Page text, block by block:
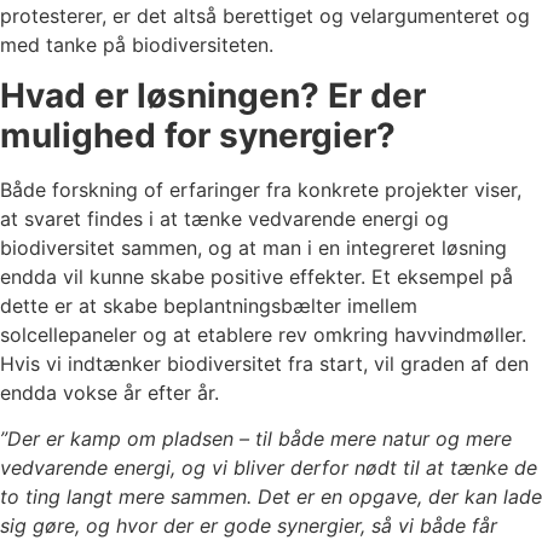
protesterer, er det altså berettiget og velargumenteret og
med tanke på biodiversiteten.
Hvad er løsningen? Er der
mulighed for synergier?
Både forskning of erfaringer fra konkrete projekter viser,
at svaret findes i at tænke vedvarende energi og
biodiversitet sammen, og at man i en integreret løsning
endda vil kunne skabe positive effekter. Et eksempel på
dette er at skabe beplantningsbælter imellem
solcellepaneler og at etablere rev omkring havvindmøller.
Hvis vi indtænker biodiversitet fra start, vil graden af den
endda vokse år efter år.
”Der er kamp om pladsen – til både mere natur og mere
vedvarende energi, og vi bliver derfor nødt til at tænke de
to ting langt mere sammen. Det er en opgave, der kan lade
sig gøre, og hvor der er gode synergier, så vi både får